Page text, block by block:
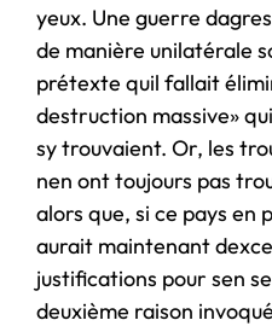
yeux. Une guerre
de manière unilatérale
prétexte quil fallait
destruction massive» qui
sy trouvaient. Or, les
nen ont toujours pas
alors que, si ce pays en
aurait maintenant
justifications pour sen
deuxième raison